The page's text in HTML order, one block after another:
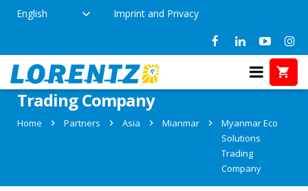
English Imprint and Privacy
Partner: Myanmar Eco Solutions
Trading Company
Home Partners Asia Mianmar
Myanmar Eco
Solutions
Trading
Company